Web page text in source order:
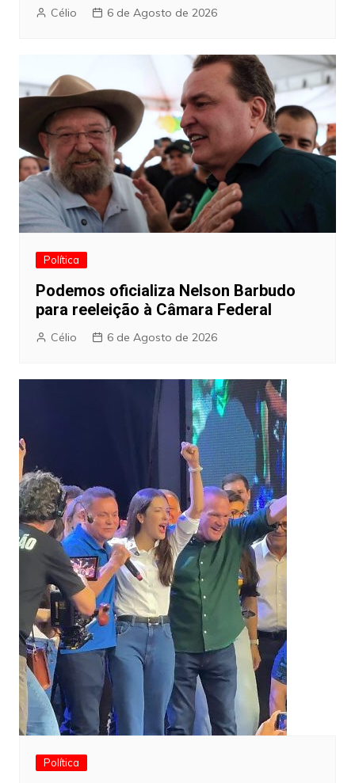
Célio 6 de Agosto de 2026
Política
Podemos oficializa Nelson Barbudo
para reeleição à Câmara Federal
Célio 6 de Agosto de 2026
Política